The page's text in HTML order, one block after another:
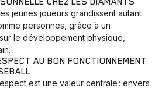
jeunes joueurs grandissent autant
personnes, grâce à un
le développement physique,
AU BON FONCTIONNEMENT
est une valeur centrale : envers